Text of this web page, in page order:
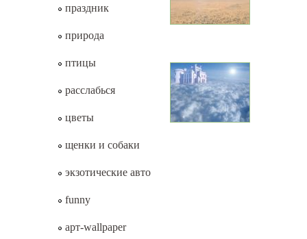
праздник
природа
птицы
расслабься
цветы
щенки и собаки
экзотические авто
funny
арт-wallpaper